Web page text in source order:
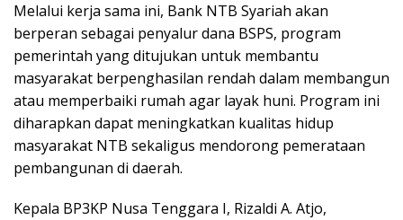
Melalui kerja sama ini, Bank NTB Syariah akan
berperan sebagai penyalur dana BSPS, program
pemerintah yang ditujukan untuk membantu
masyarakat berpenghasilan rendah dalam membangun
atau memperbaiki rumah agar layak huni. Program ini
diharapkan dapat meningkatkan kualitas hidup
masyarakat NTB sekaligus mendorong pemerataan
pembangunan di daerah.
Kepala BP3KP Nusa Tenggara I, Rizaldi A. Atjo,